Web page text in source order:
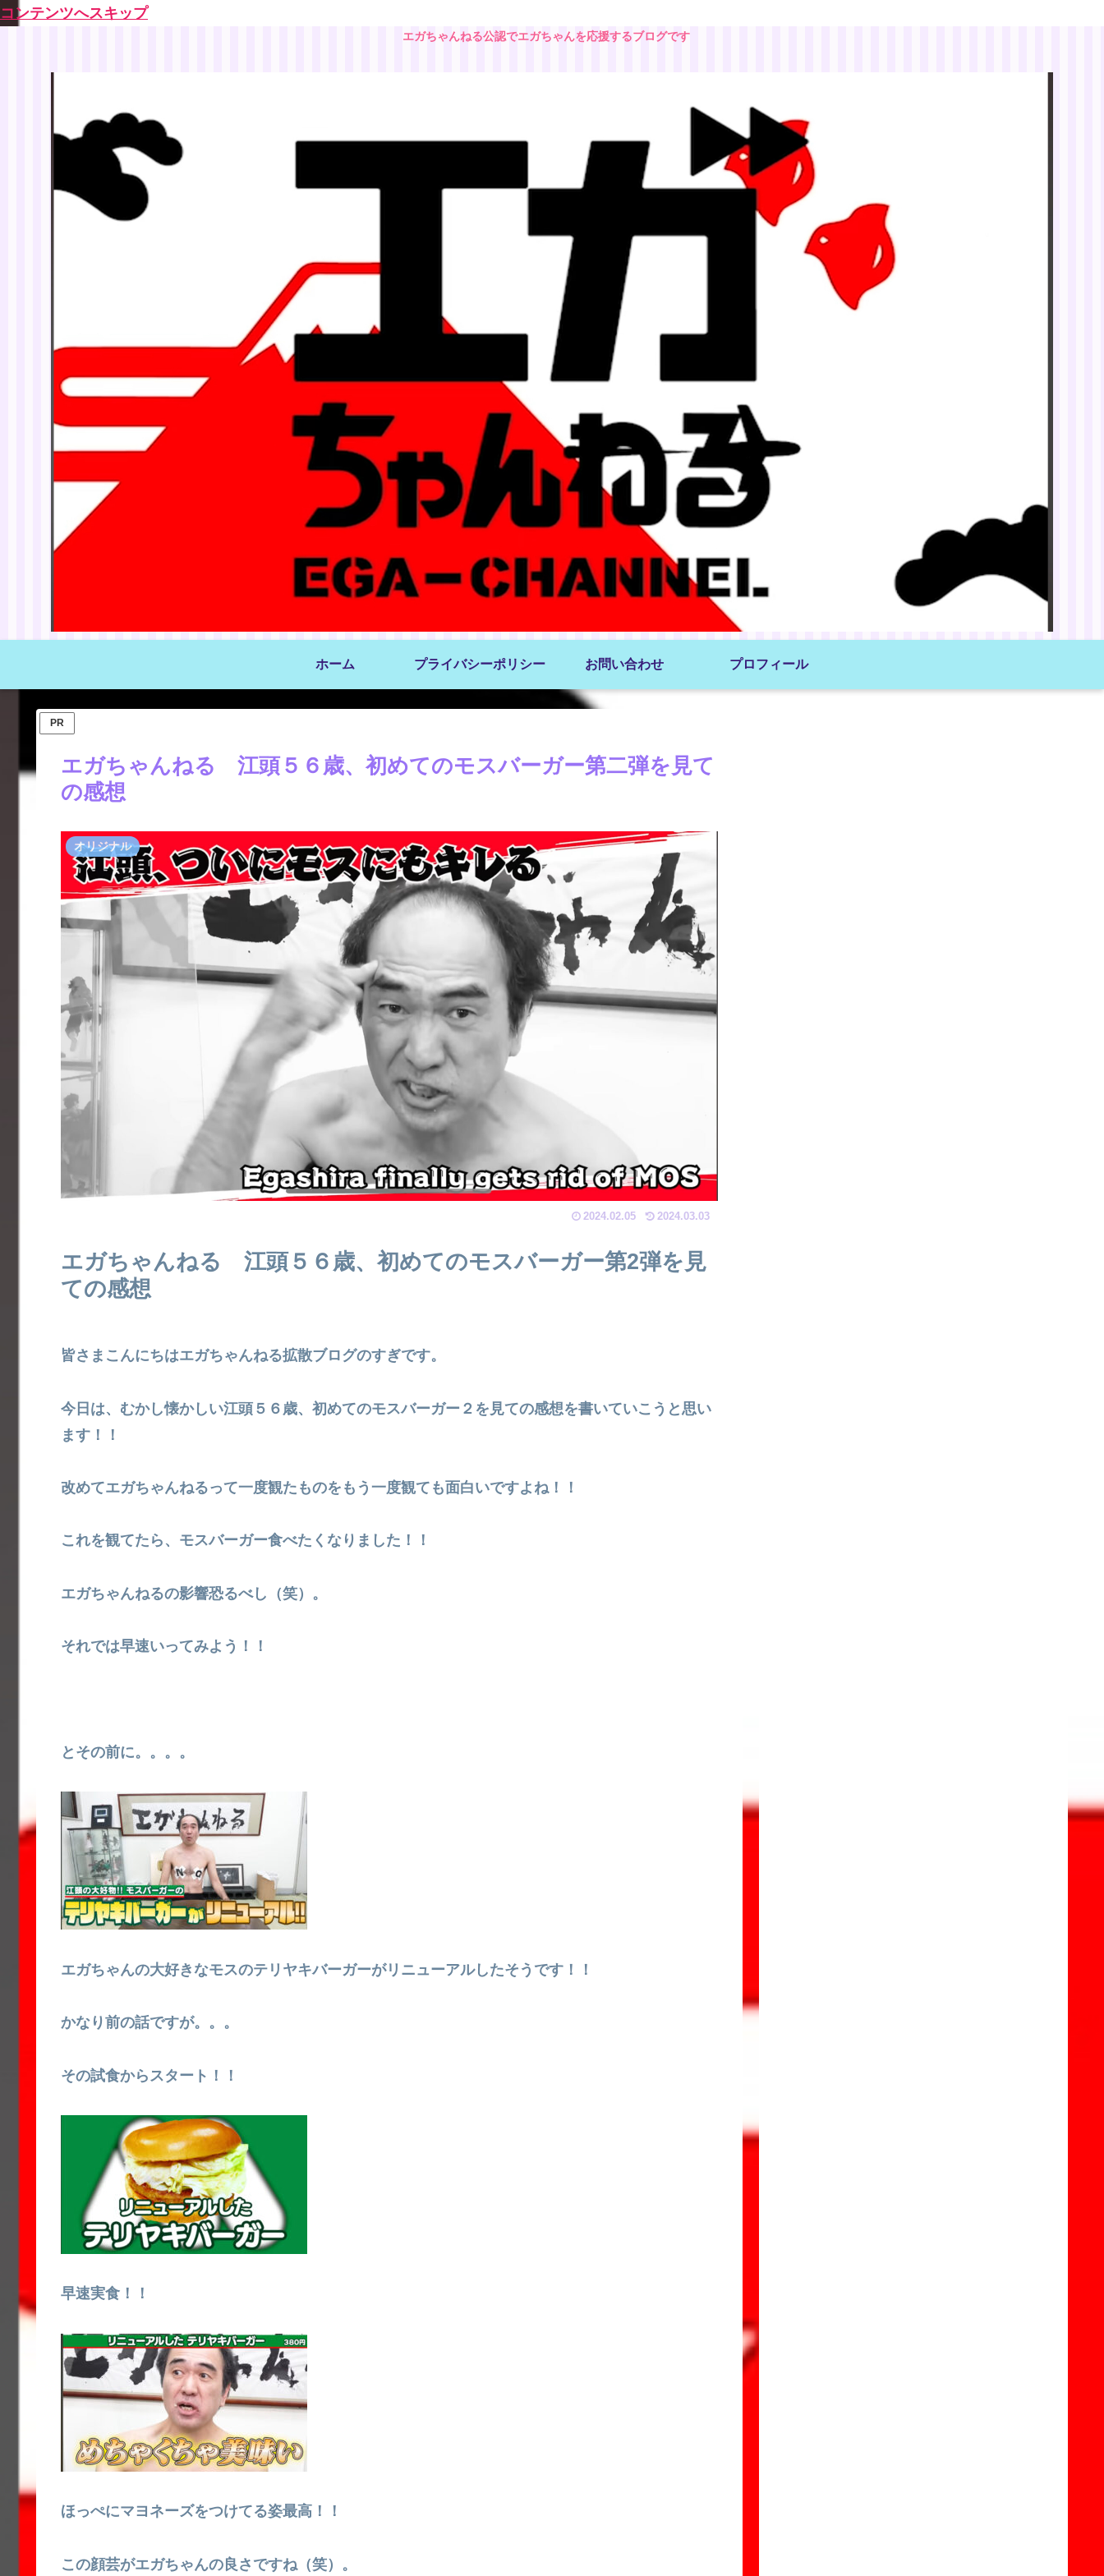
コンテンツへスキップ
エガちゃんねる公認でエガちゃんを応援するブログです
ホーム プライバシーポリシー お問い合わせ プロフィール
PR
エガちゃんねる 江頭５６歳、初めてのモスバーガー第二弾を見て
の感想
オリジナル
2024.02.05 2024.03.03
エガちゃんねる 江頭５６歳、初めてのモスバーガー第2弾を見
ての感想
皆さまこんにちはエガちゃんねる拡散ブログのすぎです。
今日は、むかし懐かしい江頭５６歳、初めてのモスバーガー２を見ての感想を書いていこうと思い
ます！！
改めてエガちゃんねるって一度観たものをもう一度観ても面白いですよね！！
これを観てたら、モスバーガー食べたくなりました！！
エガちゃんねるの影響恐るべし（笑）。
それでは早速いってみよう！！
とその前に。。。。
エガちゃんの大好きなモスのテリヤキバーガーがリニューアルしたそうです！！
かなり前の話ですが。。。
その試食からスタート！！
早速実食！！
ほっぺにマヨネーズをつけてる姿最高！！
この顔芸がエガちゃんの良さですね（笑）。